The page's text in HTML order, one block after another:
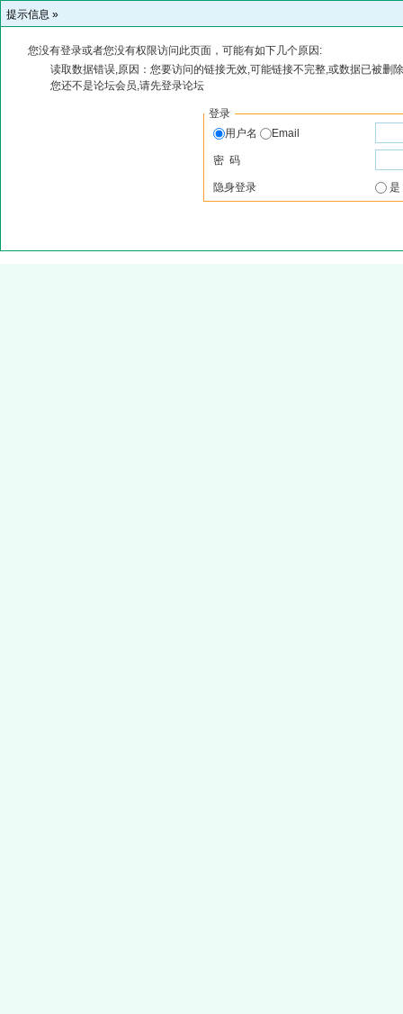
提示信息 »
您没有登录或者您没有权限访问此页面，可能有如下几个原因:
读取数据错误,原因：您要访问的链接无效,可能链接不完整,或数据已被删
您还不是论坛会员,请先登录论坛
登录
用户名
Email
密 码
隐身登录